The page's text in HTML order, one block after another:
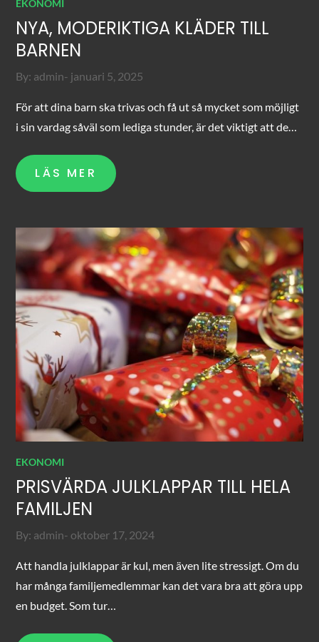
EKONOMI
NYA, MODERIKTIGA KLÄDER TILL
BARNEN
By: admin Posted
januari 5, 2025
För att dina barn ska trivas och få ut så mycket som möjligt
i sin vardag såväl som lediga stunder, är det viktigt att de…
LÄS MER
EKONOMI
PRISVÄRDA JULKLAPPAR TILL HELA
FAMILJEN
By: admin Posted
oktober 17, 2024
Att handla julklappar är kul, men även lite stressigt. Om du
har många familjemedlemmar kan det vara bra att göra upp
en budget. Som tur…